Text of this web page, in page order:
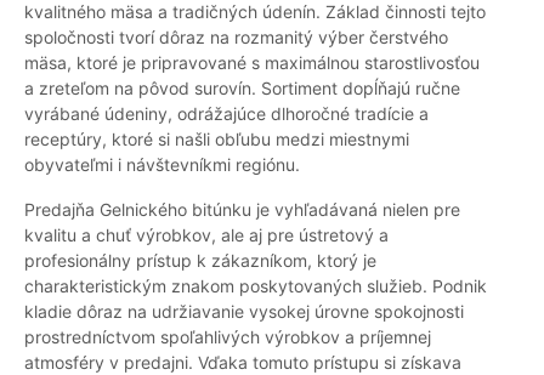
kvalitného mäsa a tradičných údenín. Základ činnosti tejto
spoločnosti tvorí dôraz na rozmanitý výber čerstvého
mäsa, ktoré je pripravované s maximálnou starostlivosťou
a zreteľom na pôvod surovín. Sortiment dopĺňajú ručne
vyrábané údeniny, odrážajúce dlhoročné tradície a
receptúry, ktoré si našli obľubu medzi miestnymi
obyvateľmi i návštevníkmi regiónu.
Predajňa Gelnického bitúnku je vyhľadávaná nielen pre
kvalitu a chuť výrobkov, ale aj pre ústretový a
profesionálny prístup k zákazníkom, ktorý je
charakteristickým znakom poskytovaných služieb. Podnik
kladie dôraz na udržiavanie vysokej úrovne spokojnosti
prostredníctvom spoľahlivých výrobkov a príjemnej
atmosféry v predajni. Vďaka tomuto prístupu si získava